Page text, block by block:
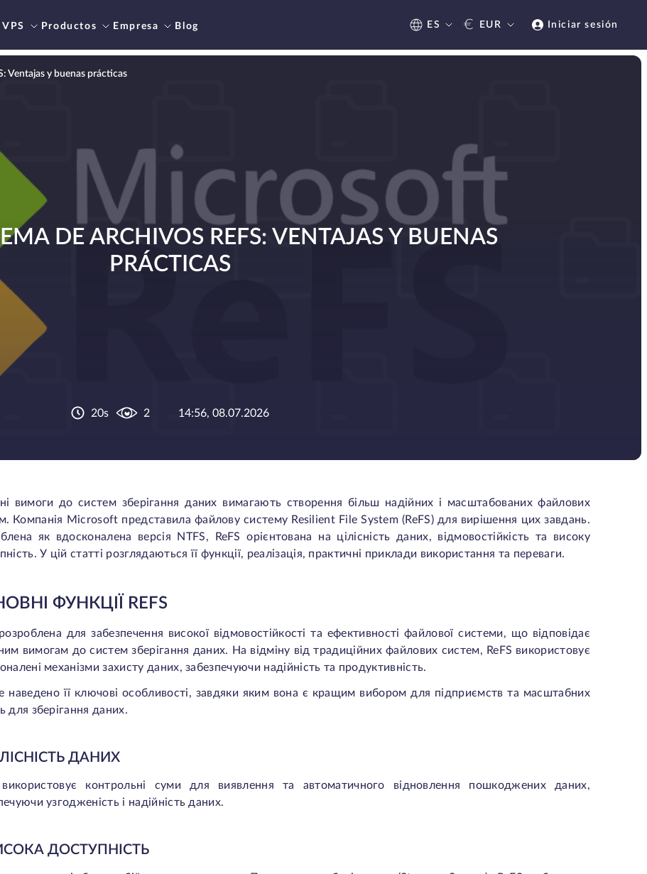
VPS Productos Empresa Blog ES € EUR Iniciar sesión
Ventajas y buenas prácticas
DE ARCHIVOS REFS: VENTAJAS Y BUENAS
PRÁCTICAS
20s 2 14:56, 08.07.2026
вимоги до систем зберігання даних вимагають створення більш надійних і масштабованих файлових
Компанія Microsoft представила файлову систему Resilient File System (ReFS) для вирішення цих завдань.
як вдосконалена версія NTFS, ReFS орієнтована на цілісність даних, відмовостійкість та високу
У цій статті розглядаються її функції, реалізація, практичні приклади використання та переваги.
ФУНКЦІЇ REFS
для забезпечення високої відмовостійкості та ефективності файлової системи, що відповідає
вимогам до систем зберігання даних. На відміну від традиційних файлових систем, ReFS використовує
механізми захисту даних, забезпечуючи надійність та продуктивність.
наведено її ключові особливості, завдяки яким вона є кращим вибором для підприємств та масштабних
для зберігання даних.
ДАНИХ
використовує контрольні суми для виявлення та автоматичного відновлення пошкоджених даних,
узгодженість і надійність даних.
ДОСТУПНІСТЬ